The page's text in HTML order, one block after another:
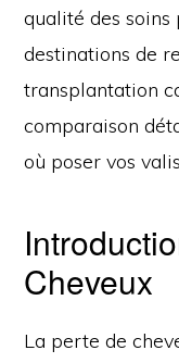
qualité des soins
destinations de
transplantation
comparaison
où poser vos
Cheveux
La perte de